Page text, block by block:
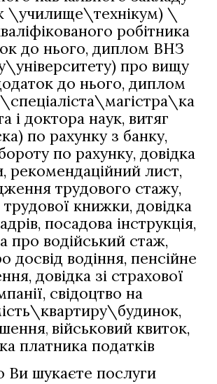
\училище\технікум) \
робітника
до нього, диплом ВНЗ
про вищу
до нього, диплом
і доктора наук, витяг
по рахунку з банку,
по рахунку, довідка
рекомендаційний лист,
трудового стажу,
книжки, довідка
посадова інструкція,
про водійський стаж,
досвід водіння, пенсійне
довідка зі страхової
свідоцтво на
, військовий квиток,
платника податків
Ви шукаєте послуги